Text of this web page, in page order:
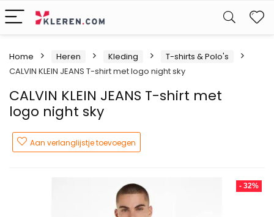
Home Heren Kleding
T-shirts & Polo's
CALVIN KLEIN JEANS T-shirt met logo night sky
CALVIN KLEIN JEANS T-shirt met
logo night sky
Aan verlanglijstje toevoegen
- 32%